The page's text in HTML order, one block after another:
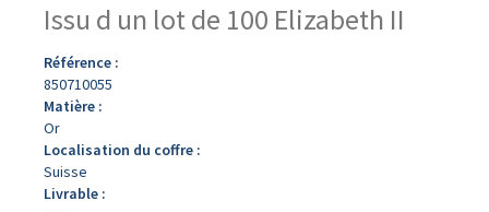
Issu d un lot de 100 Elizabeth II
Référence :
850710055
Matière :
Or
Localisation du coffre :
Suisse
Livrable :